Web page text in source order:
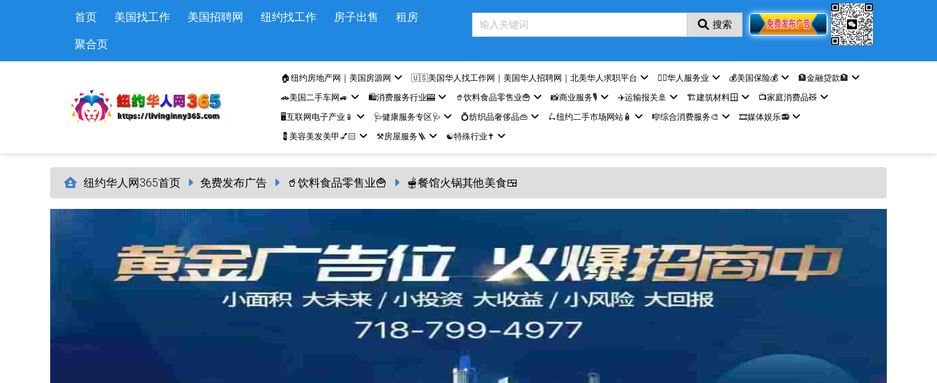
首页 美国找工作 美国招聘网 纽约找工作 房子出售 租房
聚合页
搜索
🏠纽约房地产网｜美国房源网 🇺🇸美国华人找工作网｜美国华人招聘网｜北美华人求职平台 🤵‍♀️华人服务业 💰美国保险💰
🏦金融贷款🏦
🚗美国二手车网🚙
🛍️消费服务行业🎰 🥤饮料食品零售业🍟 📸商业服务🎙️ ✈️运输报关🚢 🏗️建筑材料🪟
📺家庭消费品🧸
🖥️互联网电子产业📱
🩺健康服务专区🩺 💍纺织品奢侈品👜 🛴纽约二手市场网站🧴 🎼综合消费服务🎨
🎞️媒体娱乐📻
💈美容美发美甲💅🏻
⚒️房屋服务🪜 ☯️特殊行业✝️
纽约华人网365首页 免费发布广告 🥤饮料食品零售业🍟 🫕餐馆火锅其他美食🍱